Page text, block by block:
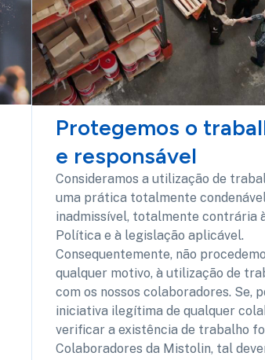
Protegemos o
e responsável
Consideramos a utilização de
uma prática totalmente
inadmissível, totalmente contrária
Política e à legislação aplicável.
Consequentemente, não
qualquer motivo, à utilização de
com os nossos colaboradores. Se,
iniciativa ilegítima de qualquer
verificar a existência de trabalho
Colaboradores da Mistolin, tal